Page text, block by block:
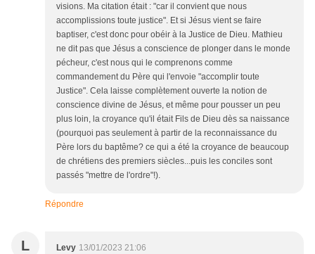
visions. Ma citation était : "car il convient que nous
accomplissions toute justice". Et si Jésus vient se faire
baptiser, c'est donc pour obéir à la Justice de Dieu. Mathieu
ne dit pas que Jésus a conscience de plonger dans le monde
pécheur, c'est nous qui le comprenons comme
commandement du Père qui l'envoie "accomplir toute
Justice". Cela laisse complètement ouverte la notion de
conscience divine de Jésus, et même pour pousser un peu
plus loin, la croyance qu'il était Fils de Dieu dès sa naissance
(pourquoi pas seulement à partir de la reconnaissance du
Père lors du baptême? ce qui a été la croyance de beaucoup
de chrétiens des premiers siècles...puis les conciles sont
passés "mettre de l'ordre"!).
Répondre
L Levy 13/01/2023 21:06